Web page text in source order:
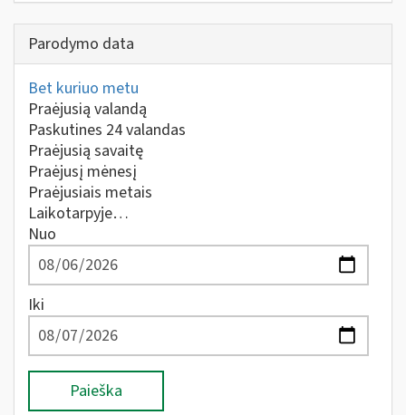
Parodymo data
Bet kuriuo metu
Praėjusią valandą
Paskutines 24 valandas
Praėjusią savaitę
Praėjusį mėnesį
Praėjusiais metais
Laikotarpyje…
Nuo
Iki
Paieška